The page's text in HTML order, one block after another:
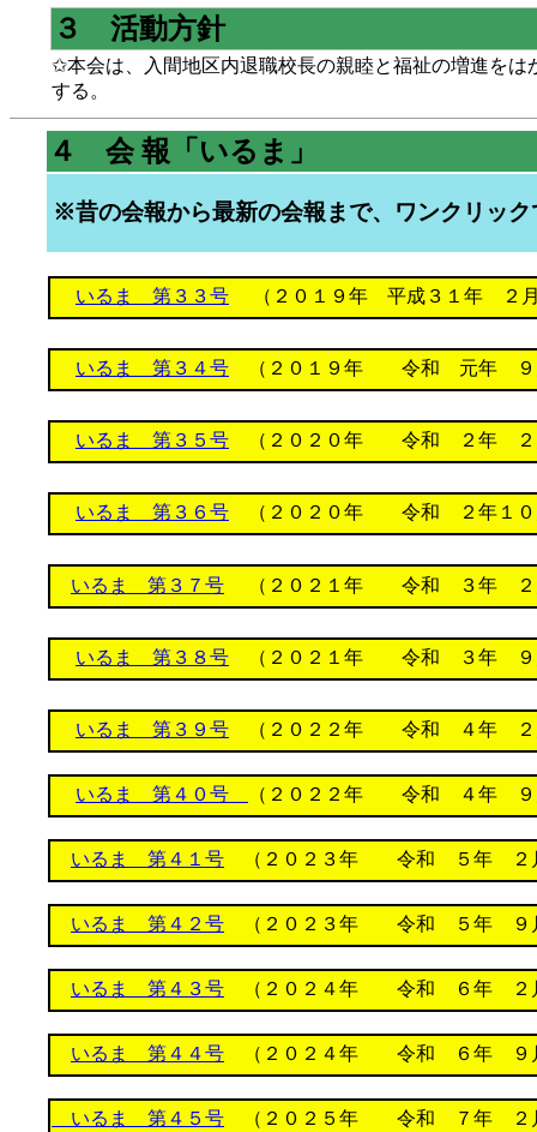
３ 活動方針
✩本会は、入間地区内退職校長の親睦と福祉の増進を
する。
４ 会 報「いるま」
※昔の会報から最新の会報まで、ワンクリッ
いるま 第３３号 （２０１９年 平成３１年 ２月
いるま 第３４号 （２０１９年 令和 元年 ９
いるま 第３５号 （２０２０年 令和 ２年 ２
いるま 第３６号 （２０２０年 令和 ２年１０
いるま 第３７号 （２０２１年 令和 ３年 ２
いるま 第３８号 （２０２１年 令和 ３年 ９
いるま 第３９号 （２０２２年 令和 ４年 ２
いるま 第４０号 （２０２２年 令和 ４年 ９
いるま 第４１号 （２０２３年 令和 ５年 ２月
いるま 第４２号 （２０２３年 令和 ５年 ９月
いるま 第４３号 （２０２４年 令和 ６年 ２月
いるま 第４４号 （２０２４年 令和 ６年 ９月
いるま 第４５号 （２０２５年 令和 ７年 ２